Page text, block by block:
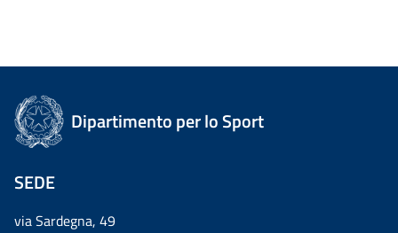
Dipartimento per lo Sport
SEDE
via Sardegna, 49